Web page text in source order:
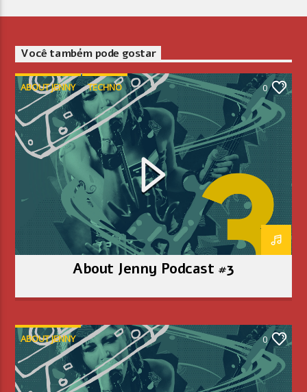
Você também pode gostar
ABOUT JENNY TECHNO 0
About Jenny Podcast #3
ABOUT JENNY 0